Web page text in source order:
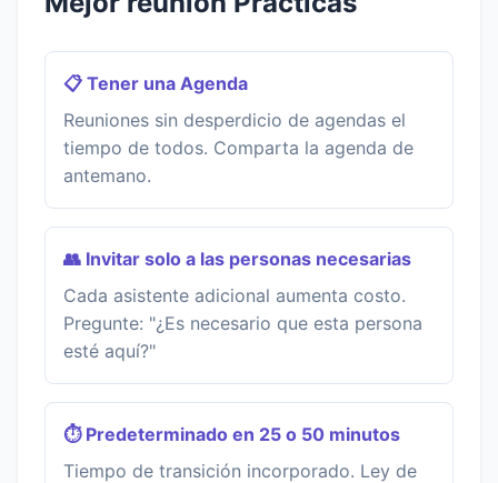
📋 Tener una Agenda
Reuniones sin desperdicio de agendas el
tiempo de todos. Comparta la agenda de
antemano.
👥 Invitar solo a las personas necesarias
Cada asistente adicional aumenta costo.
Pregunte: "¿Es necesario que esta persona
esté aquí?"
⏱️ Predeterminado en 25 o 50 minutos
Tiempo de transición incorporado. Ley de